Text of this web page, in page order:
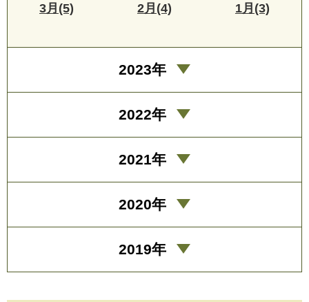
3月(5) 2月(4) 1月(3)
2023年
2022年
2021年
2020年
2019年